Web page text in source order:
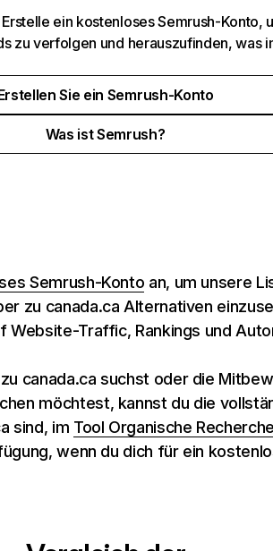
ein kostenloses Semrush-Konto,
zu verfolgen und herauszufinden, was
Sie ein Semrush-Konto
Was ist Semrush?
Semrush-Konto an, um unsere
zu canada.ca Alternativen
Website-Traffic, Rankings und
canada.ca suchst oder die
möchtest, kannst du die
sind, im Tool Organische
wenn du dich für ein